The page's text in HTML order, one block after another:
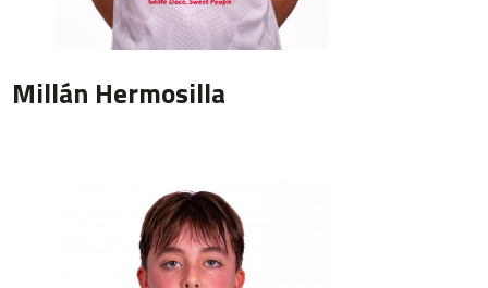
Millán Hermosilla